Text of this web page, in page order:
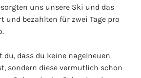
uns unsere Ski und das
und bezahlten für zwei Tage pro
du, dass du keine nagelneuen
sondern diese vermutlich schon